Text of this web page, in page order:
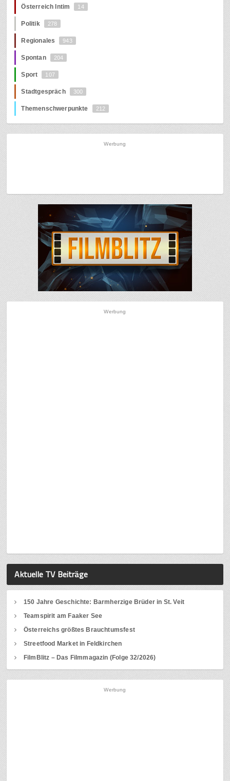
Österreich Intim 14
Politik 278
Regionales 943
Spontan 204
Sport 107
Stadtgespräch 300
Themenschwerpunkte 212
Werbung
Werbung
Aktuelle TV Beiträge
150 Jahre Geschichte: Barmherzige Brüder in St. Veit
Teamspirit am Faaker See
Österreichs größtes Brauchtumsfest
Streetfood Market in Feldkirchen
FilmBlitz – Das Filmmagazin (Folge 32/2026)
Werbung